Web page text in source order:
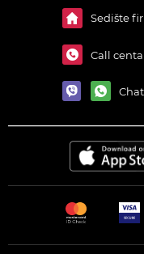
Sedište
Call